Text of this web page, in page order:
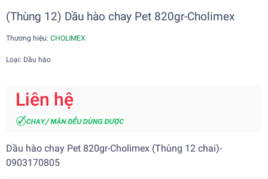
(Thùng 12) Dầu hào chay Pet 820gr-Cholimex
Thương hiệu: CHOLIMEX
Loại: Dầu hào
Liên hệ
Dầu hào chay Pet 820gr-Cholimex (Thùng 12 chai)-
0903170805